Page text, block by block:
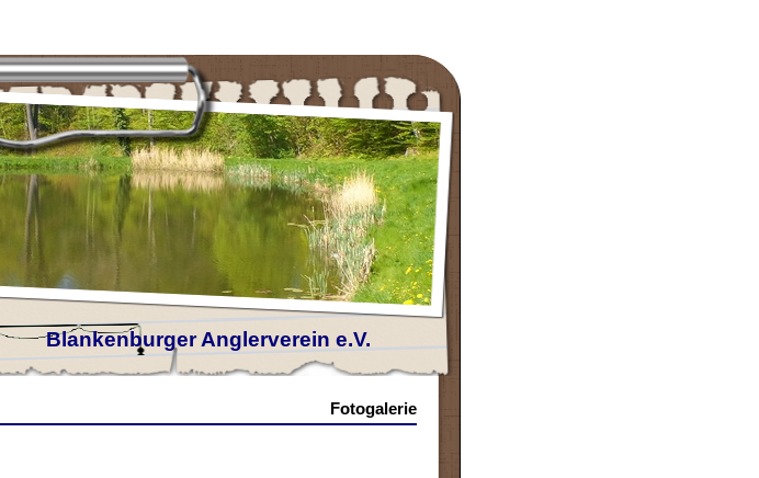
Blankenburger Anglerverein e.V.
Fotogalerie